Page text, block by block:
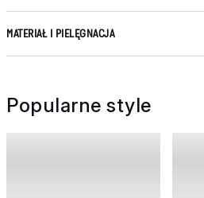
MATERIAŁ I PIELĘGNACJA
Popularne style